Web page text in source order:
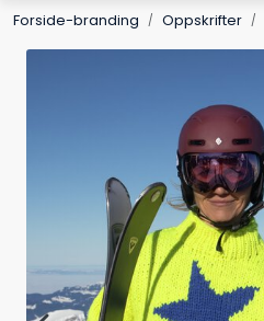
Forside-branding Oppskrifter
Kolleksjoner